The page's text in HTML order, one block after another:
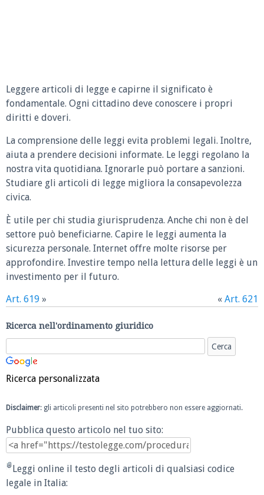
Leggere articoli di legge e capirne il significato è
fondamentale. Ogni cittadino deve conoscere i propri
diritti e doveri.
La comprensione delle leggi evita problemi legali. Inoltre,
aiuta a prendere decisioni informate. Le leggi regolano la
nostra vita quotidiana. Ignorarle può portare a sanzioni.
Studiare gli articoli di legge migliora la consapevolezza
civica.
È utile per chi studia giurisprudenza. Anche chi non è del
settore può beneficiarne. Capire le leggi aumenta la
sicurezza personale. Internet offre molte risorse per
approfondire. Investire tempo nella lettura delle leggi è un
investimento per il futuro.
Art. 619 » « Art. 621
Ricerca nell'ordinamento giuridico
Ricerca personalizzata
Disclaimer: gli articoli presenti nel sito potrebbero non essere aggiornati.
Pubblica questo articolo nel tuo sito:
Leggi online il testo degli articoli di qualsiasi codice
legale in Italia: